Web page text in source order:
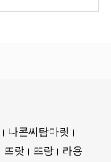
나콘씨탐마랏
뜨랏 뜨랑
라용